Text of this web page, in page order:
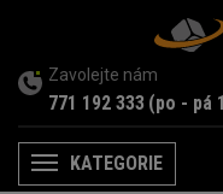
Zavolejte nám
771 192 333 (po - pá
MenuKATEGORIE